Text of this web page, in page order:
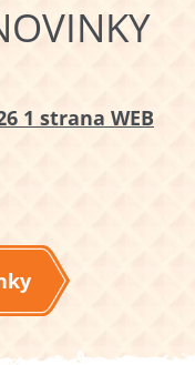
1 strana WEB